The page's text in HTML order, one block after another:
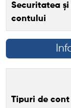
Securitatea
contului
Tipuri de cont